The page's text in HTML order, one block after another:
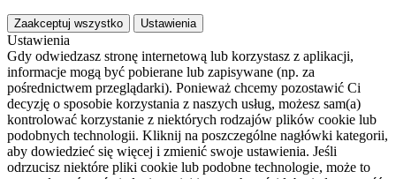
Zaakceptuj wszystko Ustawienia
Ustawienia
Gdy odwiedzasz stronę internetową lub korzystasz z aplikacji,
informacje mogą być pobierane lub zapisywane (np. za
pośrednictwem przeglądarki). Ponieważ chcemy pozostawić Ci
decyzję o sposobie korzystania z naszych usług, możesz sam(a)
kontrolować korzystanie z niektórych rodzajów plików cookie lub
podobnych technologii. Kliknij na poszczególne nagłówki kategorii,
aby dowiedzieć się więcej i zmienić swoje ustawienia. Jeśli
odrzucisz niektóre pliki cookie lub podobne technologie, może to